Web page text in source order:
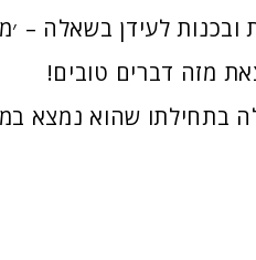
לעידן בשאלה –
מזה דברים טובים!
בתחילתו שהוא נמצא